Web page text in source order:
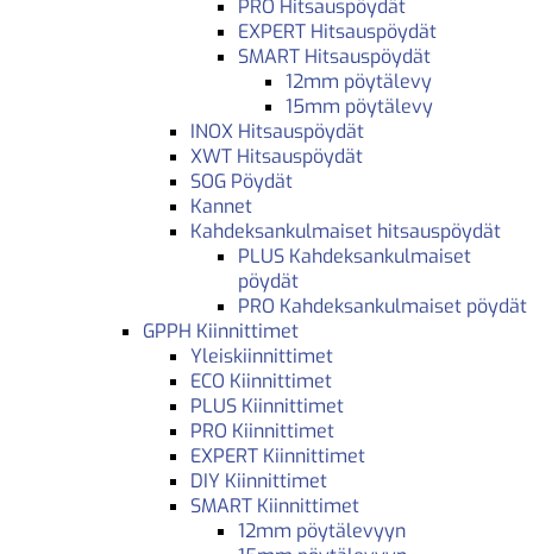
PRO Hitsauspöydät
EXPERT Hitsauspöydät
SMART Hitsauspöydät
12mm pöytälevy
15mm pöytälevy
INOX Hitsauspöydät
XWT Hitsauspöydät
SOG Pöydät
Kannet
Kahdeksankulmaiset hitsauspöydät
PLUS Kahdeksankulmaiset
pöydät
PRO Kahdeksankulmaiset pöydät
GPPH Kiinnittimet
Yleiskiinnittimet
ECO Kiinnittimet
PLUS Kiinnittimet
PRO Kiinnittimet
EXPERT Kiinnittimet
DIY Kiinnittimet
SMART Kiinnittimet
12mm pöytälevyyn